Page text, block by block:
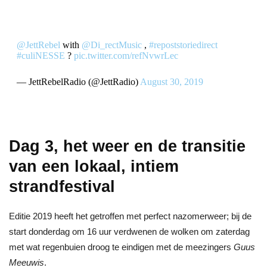
@JettRebel with @Di_rectMusic, #repoststoriedirect
#culiNESSE ? pic.twitter.com/refNvwrLec
— JettRebelRadio (@JettRadio) August 30, 2019
Dag 3, het weer en de transitie
van een lokaal, intiem
strandfestival
Editie 2019 heeft het getroffen met perfect nazomerweer; bij de
start donderdag om 16 uur verdwenen de wolken om zaterdag
met wat regenbuien droog te eindigen met de meezingers Guus
Meeuwis.